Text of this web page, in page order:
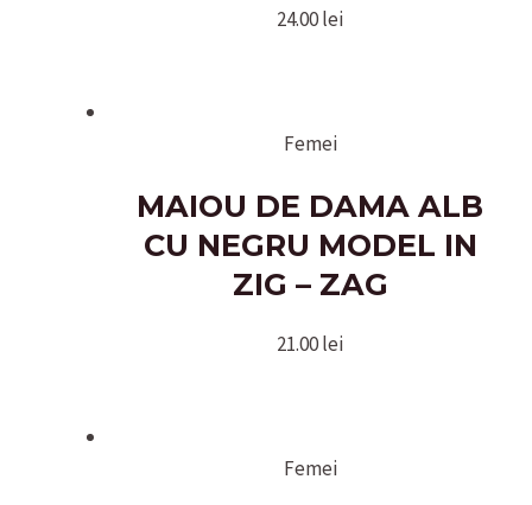
24.00lei
Femei
MAIOU DE DAMA ALB
CU NEGRU MODEL IN
ZIG – ZAG
21.00lei
Femei